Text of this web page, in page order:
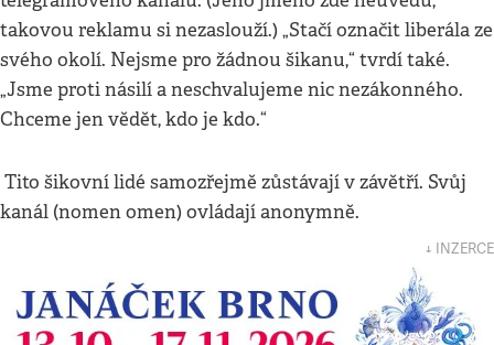
takovou reklamu si nezaslouží.) „Stačí označit liberála ze
svého okolí. Nejsme pro žádnou šikanu,“ tvrdí také.
„Jsme proti násilí a neschvalujeme nic nezákonného.
Chceme jen vědět, kdo je kdo.“
Tito šikovní lidé samozřejmě zůstávají v závětří. Svůj
kanál (nomen omen) ovládají anonymně.
↓ INZERCE